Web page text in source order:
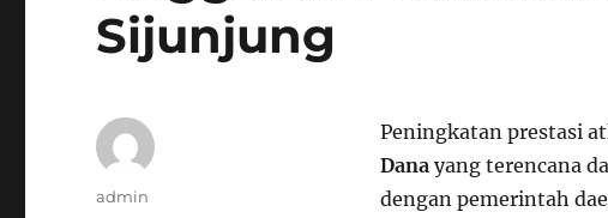
Sijunjung
Peningkatan prestasi
Danayang terencana
dengan pemerintah
Author
admin